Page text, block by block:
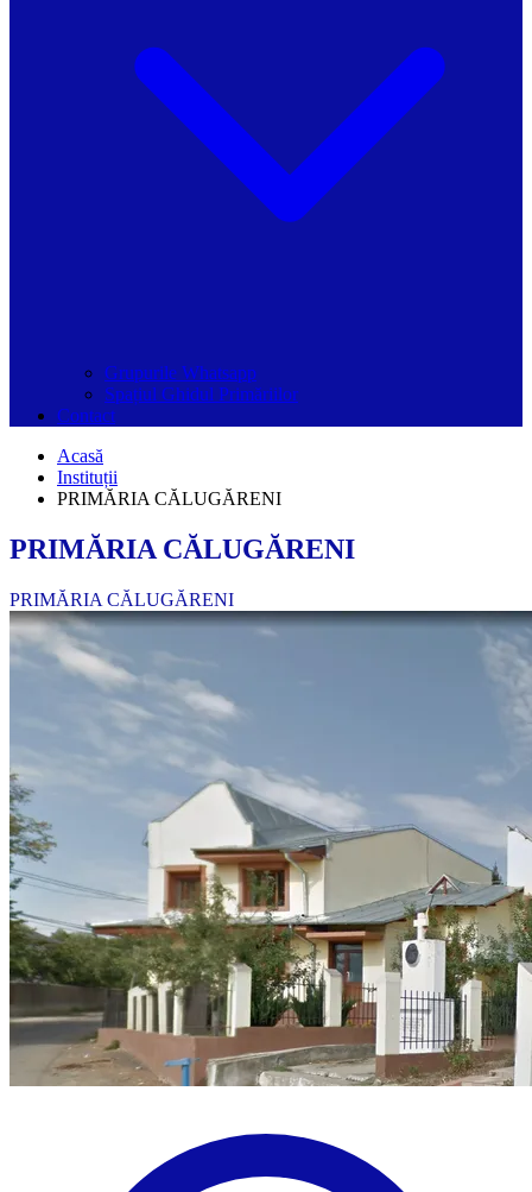
Grupurile Whatsapp
Spațiul Ghidul Primăriilor
Contact
Acasă
Instituții
PRIMĂRIA CĂLUGĂRENI
PRIMĂRIA CĂLUGĂRENI
PRIMĂRIA CĂLUGĂRENI